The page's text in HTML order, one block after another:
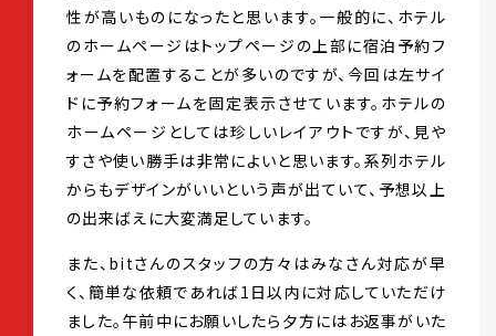
性が高いものになったと思います。一般的に、ホテル
のホームページはトップページの上部に宿泊予約フ
ォームを配置することが多いのですが、今回は左サイ
ドに予約フォームを固定表示させています。ホテルの
ホームページとしては珍しいレイアウトですが、見や
すさや使い勝手は非常によいと思います。系列ホテル
からもデザインがいいという声が出ていて、予想以上
の出来ばえに大変満足しています。
また、bitさんのスタッフの方々はみなさん対応が早
く、簡単な依頼であれば1日以内に対応していただけ
ました。午前中にお願いしたら夕方にはお返事がいた